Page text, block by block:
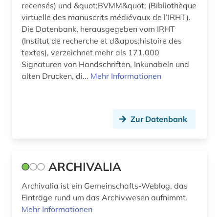
din-iso-norm (1)
din-norm (1)
diplomarbeit (1)
discovery service (1)
drucker (1)
recensés) und &quot;BVMM&quot; (Bibliothèque
virtuelle des manuscrits médiévaux de l’IRHT).
Die Datenbank, herausgegeben vom IRHT
(Institut de recherche et d&apos;histoire des
textes), verzeichnet mehr als 171.000
Signaturen von Handschriften, Inkunabeln und
alten Drucken, di... Mehr Informationen
Zur Datenbank
ARCHIVALIA
Archivalia ist ein Gemeinschafts-Weblog, das
Einträge rund um das Archivwesen aufnimmt.
Mehr Informationen